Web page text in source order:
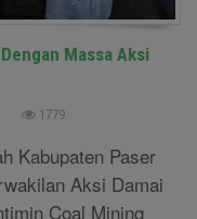
Massa Aksi
1779
Kabupaten Paser
Aksi Damai
Coal Mining